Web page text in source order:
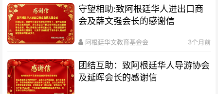
守望相助:致阿根廷华人进出口商
会及薛文强会长的感谢信
阿根廷华文教育基金会 3个月前
团结互助：致阿根廷华人导游协会
及延晖会长的感谢信